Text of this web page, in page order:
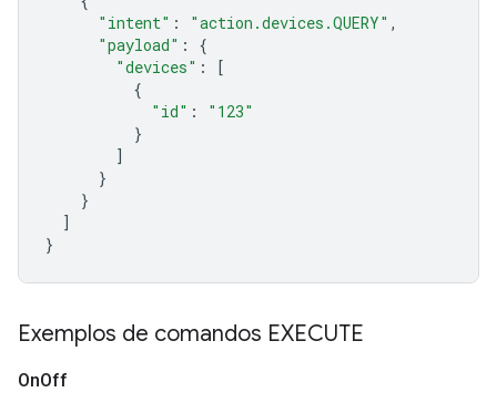
"intent" : "action.devices.QUERY" ,
"payload" :
{
"devices" :
[
{
"id" :
"123"
}
]
}
}
]
}
Exemplos de comandos EXECUTE
OnOff